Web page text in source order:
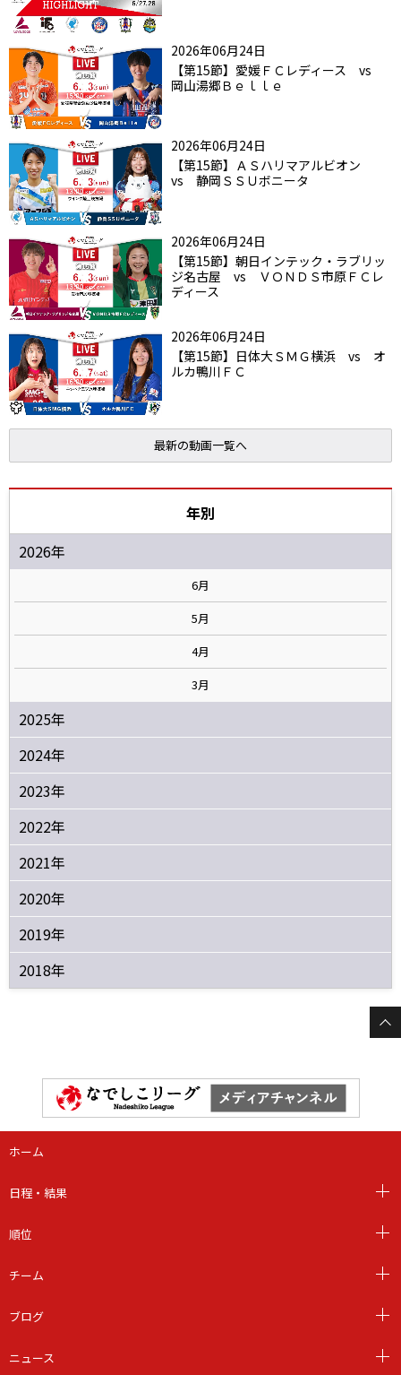
2026年06月24日
【第15節】愛媛ＦＣレディース vs
岡山湯郷Ｂｅｌｌｅ
2026年06月24日
【第15節】ＡＳハリマアルビオン
vs 静岡ＳＳＵボニータ
2026年06月24日
【第15節】朝日インテック・ラブリッ
ジ名古屋 vs ＶＯＮＤＳ市原ＦＣレ
ディース
2026年06月24日
【第15節】日体大ＳＭＧ横浜 vs オ
ルカ鴨川ＦＣ
最新の動画一覧へ
年別
2026年
6月
5月
4月
3月
2025年
2024年
2023年
2022年
2021年
2020年
2019年
2018年
ホーム
日程・結果
順位
チーム
ブログ
ニュース